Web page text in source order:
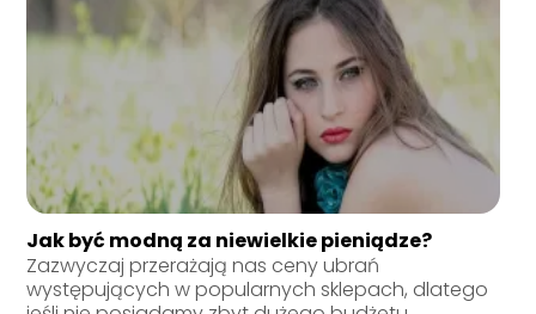
Jak być modną za niewielkie pieniądze?
Zazwyczaj przerażają nas ceny ubrań
występujących w popularnych sklepach, dlatego